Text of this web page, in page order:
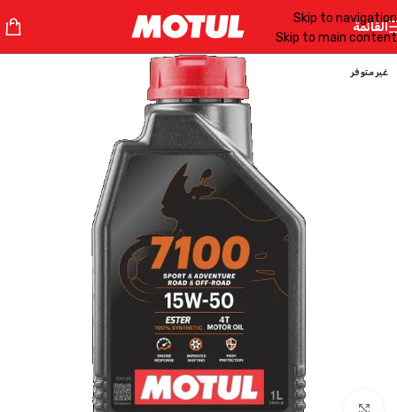
Skip to navigation
Skip to main content
القائمة
غير متوفر
Click to enlarge